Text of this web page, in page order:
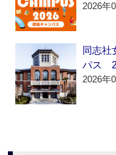
2026年
同志
パス
2026年